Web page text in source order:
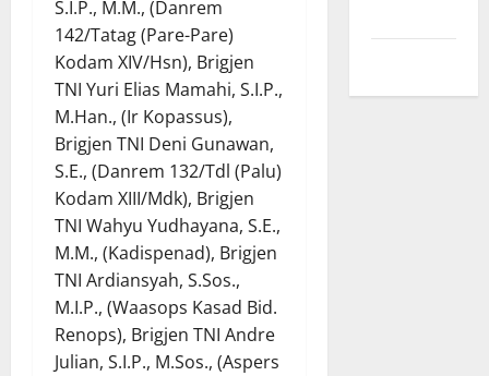
S.I.P., M.M., (Danrem
142/Tatag (Pare-Pare)
Kodam XIV/Hsn), Brigjen
TNI Yuri Elias Mamahi, S.I.P.,
M.Han., (Ir Kopassus),
Brigjen TNI Deni Gunawan,
S.E., (Danrem 132/Tdl (Palu)
Kodam XIII/Mdk), Brigjen
TNI Wahyu Yudhayana, S.E.,
M.M., (Kadispenad), Brigjen
TNI Ardiansyah, S.Sos.,
M.I.P., (Waasops Kasad Bid.
Renops), Brigjen TNI Andre
Julian, S.I.P., M.Sos., (Aspers